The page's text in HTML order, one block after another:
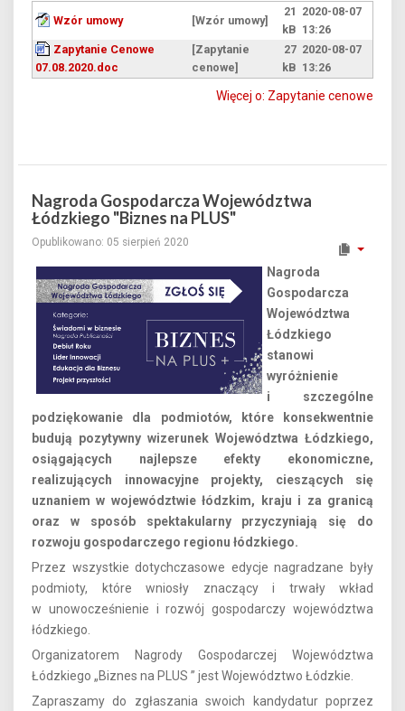
Wzór umowy [Wzór umowy]
21
kB
2020-08-07
13:26
Zapytanie Cenowe
07.08.2020.doc
[Zapytanie
cenowe]
27
kB
2020-08-07
13:26
Więcej o: Zapytanie cenowe
Nagroda Gospodarcza Województwa
Łódzkiego "Biznes na PLUS"
Opublikowano: 05 sierpień 2020
Nagroda
Gospodarcza
Województwa
Łódzkiego
stanowi
wyróżnienie
i szczególne
podziękowanie dla podmiotów, które konsekwentnie
budują pozytywny wizerunek Województwa Łódzkiego,
osiągających najlepsze efekty ekonomiczne,
realizujących innowacyjne projekty, cieszących się
uznaniem w województwie łódzkim, kraju i za granicą
oraz w sposób spektakularny przyczyniają się do
rozwoju gospodarczego regionu łódzkiego.
Przez wszystkie dotychczasowe edycje nagradzane były
podmioty, które wniosły znaczący i trwały wkład
w unowocześnienie i rozwój gospodarczy województwa
łódzkiego.
Organizatorem Nagrody Gospodarczej Województwa
Łódzkiego „Biznes na PLUS ” jest Województwo Łódzkie.
Zapraszamy do zgłaszania swoich kandydatur poprzez